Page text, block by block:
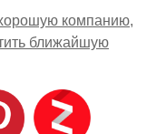
компанию
ближайшую